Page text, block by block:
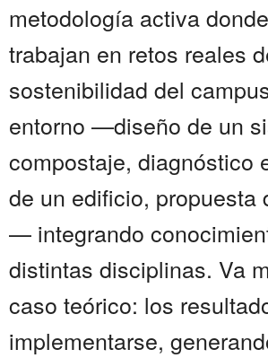
metodología activa
trabajan en retos reales
sostenibilidad del
entorno —diseño de un
compostaje, diagnóstico
de un edificio, propuesta
— integrando
distintas disciplinas. Va
caso teórico: los
implementarse,